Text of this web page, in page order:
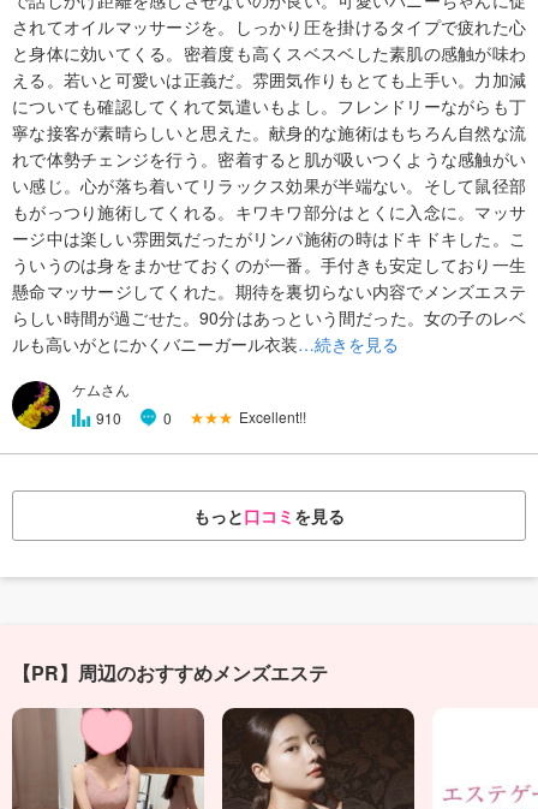
されてオイルマッサージを。しっかり圧を掛けるタイプで疲れた心
と身体に効いてくる。密着度も高くスベスベした素肌の感触が味わ
える。若いと可愛いは正義だ。雰囲気作りもとても上手い。力加減
についても確認してくれて気遣いもよし。フレンドリーながらも丁
寧な接客が素晴らしいと思えた。献身的な施術はもちろん自然な流
れで体勢チェンジを行う。密着すると肌が吸いつくような感触がい
い感じ。心が落ち着いてリラックス効果が半端ない。そして鼠径部
もがっつり施術してくれる。キワキワ部分はとくに入念に。マッサ
ージ中は楽しい雰囲気だったがリンパ施術の時はドキドキした。こ
ういうのは身をまかせておくのが一番。手付きも安定しており一生
懸命マッサージしてくれた。期待を裏切らない内容でメンズエステ
らしい時間が過ごせた。90分はあっという間だった。女の子のレベ
ルも高いがとにかくバニーガール衣装…続きを見る
ケムさん
910
0 ★★★ Excellent!!
もっと口コミ を見る
【PR】周辺のおすすめメンズエステ